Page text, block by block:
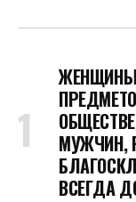
ЖЕНЩИНЫ
МУЖЧИН,
ВСЕГДА